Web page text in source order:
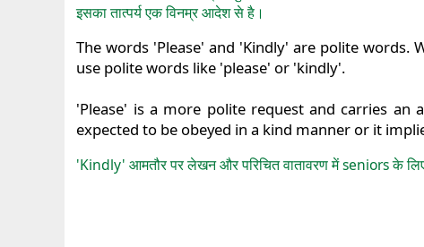
इसका तात्पर्य एक विनम्र आदेश से है।
The words 'Please' and 'Kindly' are polite
use polite words like 'please' or 'kindly'.
'Please' is a more polite request and carries
expected to be obeyed in a kind manner or it
'Kindly' आमतौर पर लेखन और परिचित वातावरण में seniors के लिए